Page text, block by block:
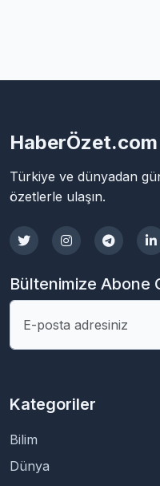
HaberÖzet.com
Türkiye ve dünyadan
özetlerle ulaşın.
Bültenimize Abone
Kategoriler
Bilim
Dünya